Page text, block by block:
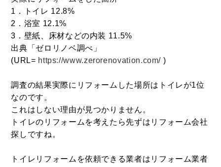
1．トイレ 12.8%
2．浴室 12.1%
3．壁紙、床材などの内装 11.5%
出典「ゼロリノベ調べ」
(URL= https://www.zerorenovation.com/ )
調査の結果実際にリフォームした場所はトイレが1位
なのです。
これはしない理由が見つかりません。
トイレのリフォームを考えたら先ずはリフォーム会社
探しですね。
トイレリフォームを依頼できる業者はリフォーム業者